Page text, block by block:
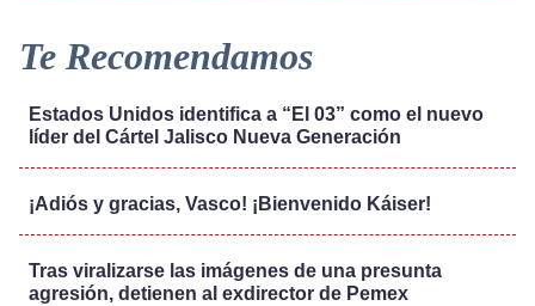
Te Recomendamos
Estados Unidos identifica a “El 03” como el nuevo
líder del Cártel Jalisco Nueva Generación
¡Adiós y gracias, Vasco! ¡Bienvenido Káiser!
Tras viralizarse las imágenes de una presunta
agresión, detienen al exdirector de Pemex